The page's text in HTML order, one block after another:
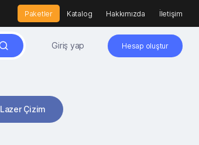
Paketler Katalog Hakkımızda İletişim
Giriş yap Hesap oluştur
Lazer Çizim